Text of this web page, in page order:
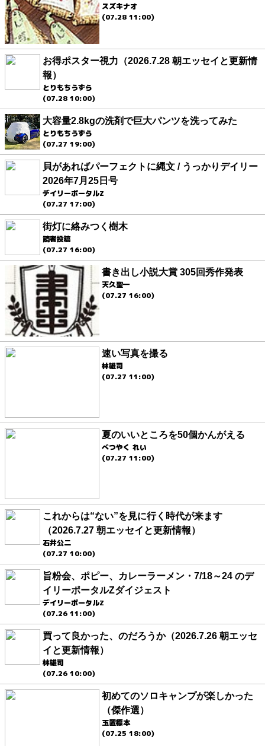
スズキナオ
(07.28 11:00)
お得ポスター視力（2026.7.28 朝エッセイと更新情
報）
とりもちうずら
(07.28 10:00)
大容量2.8kgの洗剤で巨大パンツを洗ってみた
とりもちうずら
(07.27 19:00)
貝があればパーフェクトに縄文 / うっかりデイリー
2026年7月25日号
デイリーポータルZ
(07.27 17:00)
街灯に絡みつく樹木
読者投稿
(07.27 16:00)
書き出し小説大賞 305回秀作発表
天久聖一
(07.27 16:00)
速い写真を撮る
林雄司
(07.27 11:00)
夏のいいところを50個かんがえる
べつやく れい
(07.27 11:00)
これからは“ない”を見に行く時代が来ます
（2026.7.27 朝エッセイと更新情報）
石井公二
(07.27 10:00)
旨粉会、ポピー、カレーラーメン・7/18～24 のデ
イリーポータルZダイジェスト
デイリーポータルZ
(07.26 11:00)
買って良かった、のだろうか（2026.7.26 朝エッセ
イと更新情報）
林雄司
(07.26 10:00)
初めてのソロキャンプが楽しかった
（傑作選）
玉置標本
(07.25 18:00)